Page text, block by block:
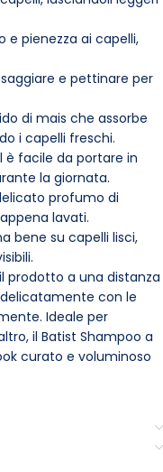
e pienezza ai capelli,
e pettinare per
di mais che assorbe
i capelli freschi.
è facile da portare in
la giornata.
profumo di
lavati.
bene su capelli lisci,
prodotto a una distanza
con le
Ideale per
il Batist Shampoo a
curato e voluminoso